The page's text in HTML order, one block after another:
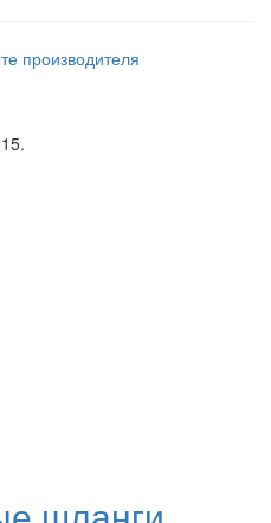
производителя